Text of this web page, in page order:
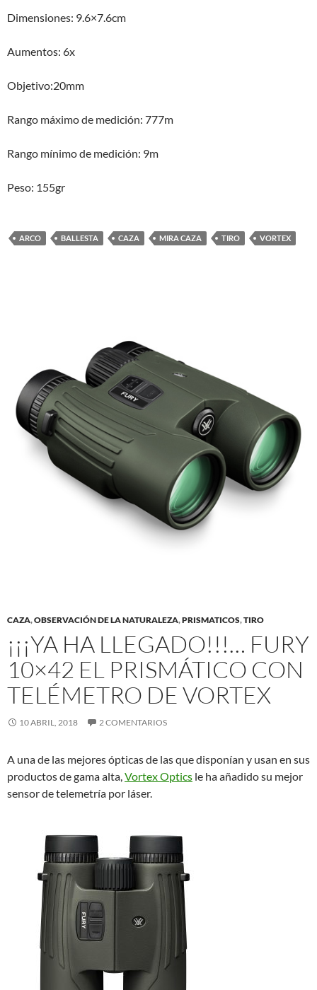
Dimensiones: 9.6×7.6cm
Aumentos: 6x
Objetivo:20mm
Rango máximo de medición: 777m
Rango mínimo de medición: 9m
Peso: 155gr
ARCO BALLESTA CAZA MIRA CAZA TIRO VORTEX
CAZA,OBSERVACIÓN DE LA NATURALEZA,PRISMATICOS,TIRO
¡¡¡YA HA LLEGADO!!!… FURY
10×42 EL PRISMÁTICO CON
TELÉMETRO DE VORTEX
10 ABRIL, 2018 2 COMENTARIOS
A una de las mejores ópticas de las que disponían y usan en sus
productos de gama alta,Vortex Optics le ha añadido su mejor
sensor de telemetría por láser.